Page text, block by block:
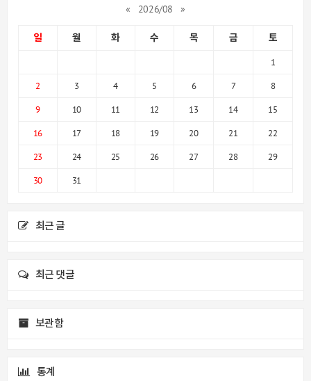
« 2026/08 »
일 월 화 수 목 금 토
1
2
3 4 5 6 7
8
9
10 11 12 13 14
15
16
17 18 19 20 21
22
23
24 25 26 27 28
29
30
31
최근 글
최근 댓글
보관함
통계